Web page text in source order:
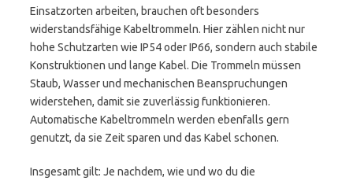
Einsatzorten arbeiten, brauchen oft besonders
widerstandsfähige Kabeltrommeln. Hier zählen nicht nur
hohe Schutzarten wie IP54 oder IP66, sondern auch stabile
Konstruktionen und lange Kabel. Die Trommeln müssen
Staub, Wasser und mechanischen Beanspruchungen
widerstehen, damit sie zuverlässig funktionieren.
Automatische Kabeltrommeln werden ebenfalls gern
genutzt, da sie Zeit sparen und das Kabel schonen.
Insgesamt gilt: Je nachdem, wie und wo du die